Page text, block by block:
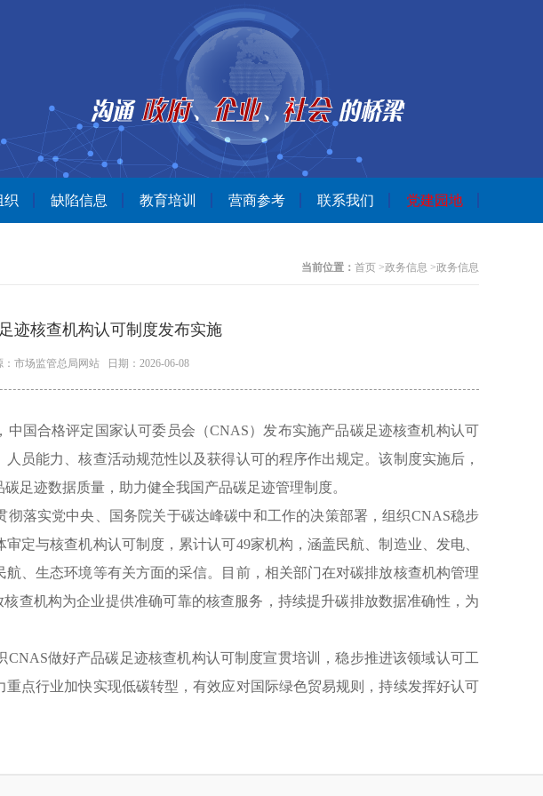
织 缺陷信息 教育培训 营商参考 联系我们 党建园地
当前位置： 首页 >政务信息 >政务信息
迹核查机构认可制度发布实施
：市场监管总局网站 日期：2026-06-08
国合格评定国家认可委员会（CNAS）发布实施产品碳足迹核查机构认可
员能力、核查活动规范性以及获得认可的程序作出规定。该制度实施后，
足迹数据质量，助力健全我国产品碳足迹管理制度。
落实党中央、国务院关于碳达峰碳中和工作的决策部署，组织CNAS稳步
定与核查机构认可制度，累计认可49家机构，涵盖民航、制造业、发电、
、生态环境等有关方面的采信。目前，相关部门在对碳排放核查机构管理
查机构为企业提供准确可靠的核查服务，持续提升碳排放数据准确性，为
做好产品碳足迹核查机构认可制度宣贯培训，稳步推进该领域认可工
点行业加快实现低碳转型，有效应对国际绿色贸易规则，持续发挥好认可